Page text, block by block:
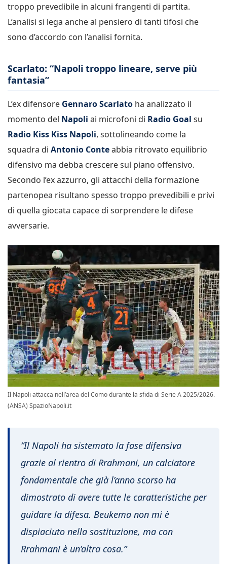
troppo prevedibile in alcuni frangenti di partita.
L’analisi si lega anche al pensiero di tanti tifosi che
sono d’accordo con l’analisi fornita.
Scarlato: “Napoli troppo lineare, serve più
fantasia”
L’ex difensore Gennaro Scarlato ha analizzato il
momento del Napoli ai microfoni di Radio Goal su
Radio Kiss Kiss Napoli, sottolineando come la
squadra di Antonio Conteabbia ritrovato equilibrio
difensivo ma debba crescere sul piano offensivo.
Secondo l’ex azzurro, gli attacchi della formazione
partenopea risultano spesso troppo prevedibili e privi
di quella giocata capace di sorprendere le difese
avversarie.
Il Napoli attacca nell’area del Como durante la sfida di Serie A 2025/2026.
(ANSA) SpazioNapoli.it
“Il Napoli ha sistemato la fase difensiva
grazie al rientro di Rrahmani, un calciatore
fondamentale che già l’anno scorso ha
dimostrato di avere tutte le caratteristiche per
guidare la difesa. Beukema non mi è
dispiaciuto nella sostituzione, ma con
Rrahmani è un’altra cosa.”